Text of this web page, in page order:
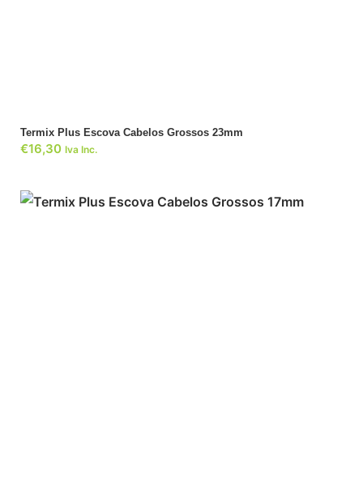
Termix Plus Escova Cabelos Grossos 23mm
€16,30 Iva Inc.